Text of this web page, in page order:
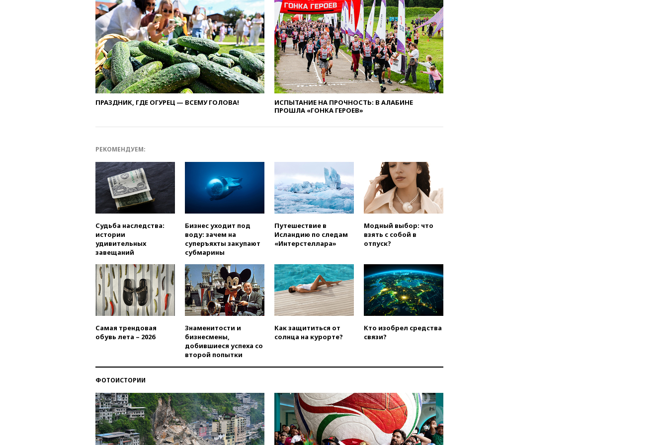
05:30 ВМС Испании усилили
присутствие в Сеуте на фоне
миграционного кризиса
03:30В Минстрое сравнили
качество жилья в Нью-Йорке и
России
02:30Трамп попросил
отпустить его с круглого стола
в Госдепе, чтобы «вести
войну»
01:35Мигрант погиб при
блок Украину из-за уровня
коррупции
вчера, 23:35Лукашенко
объяснил экономическую
выгоду безвизового режима с
вчера, 22:59На башню
ресторана «Армения» в
вчера, 22:45Литовец
протаранил погранпункт при
попытке попасть в Россию
вчера, 22:28 Бессент
соглашение о прекращении
огня США и Ирана
при нападении в Чехии
выделить средства на новые
РЛС для Белгородской
области
вчера, 21:56The Atlantic: Маск
отказал Украине в
ПРАЗДНИК, ГДЕ ОГУРЕЦ — ВСЕМУ ГОЛОВА!
ИСПЫТАНИЕ НА ПРОЧНОСТЬ: В АЛАБИНЕ
ПРОШЛА «ГОНКА ГЕРОЕВ»
РЕКОМЕНДУЕМ:
Судьба наследства:
истории
удивительных
завещаний
Бизнес уходит под
воду: зачем на
суперъяхты закупают
субмарины
Путешествие в
Исландию по следам
«Интерстеллара»
Модный выбор: что
взять с собой в
отпуск?
Самая трендовая
обувь лета – 2026
Знаменитости и
бизнесмены,
добившиеся успеха со
второй попытки
Как защититься от
солнца на курорте?
Кто изобрел средства
связи?
ФОТОИСТОРИИ